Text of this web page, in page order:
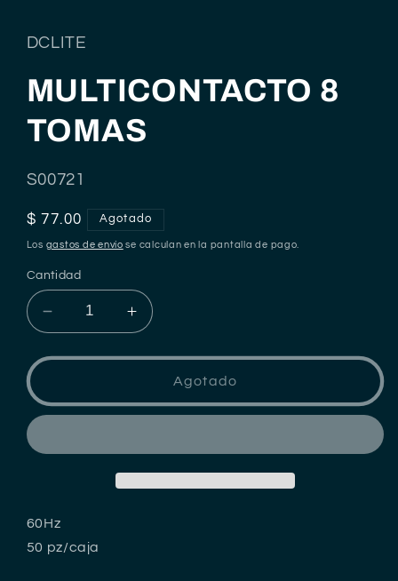
modal
DCLITE
MULTICONTACTO 8
TOMAS
SKU:
S00721
Precio
habitual
$ 77.00 Agotado
Los gastos de envío se calculan en la pantalla de pago.
Cantidad
Reducir
cantidad
para
MULTICONTACTO
8
TOMAS
Aumentar
cantidad
para
MULTICONTACTO
TOMAS
Agotado
60Hz
50 pz/caja